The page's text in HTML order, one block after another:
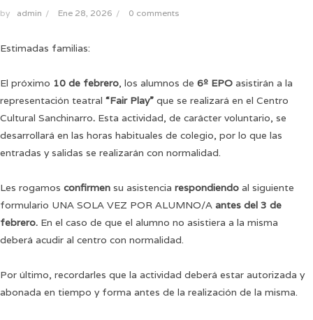
by admin / Ene 28, 2026 / 0 comments
Estimadas familias:
El próximo 10 de febrero, los alumnos de 6º EPO asistirán a la
representación teatral “Fair Play” que se realizará en el Centro
Cultural Sanchinarro. Esta actividad, de carácter voluntario, se
desarrollará en las horas habituales de colegio, por lo que las
entradas y salidas se realizarán con normalidad.
Les rogamos confirmen su asistencia respondiendo al siguiente
formulario UNA SOLA VEZ POR ALUMNO/A antes del 3 de
febrero. En el caso de que el alumno no asistiera a la misma
deberá acudir al centro con normalidad.
Por último, recordarles que la actividad deberá estar autorizada y
abonada en tiempo y forma antes de la realización de la misma.